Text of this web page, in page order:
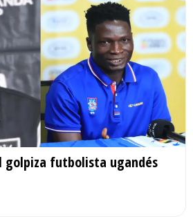
golpiza futbolista ugandés